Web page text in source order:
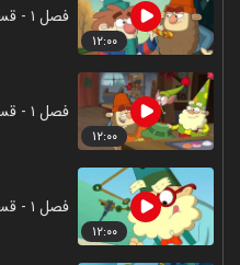
۱۲:۰۰
فصل ۱ - قسمت ۱۷ - پدربزرگ عبوس و غول
۱۲:۰۰
فصل ۱ - قسمت ۱۸ - زیباترین در جهان
۱۲:۰۰
فصل ۱ - قسمت ۱۹ - هشت کوتوله